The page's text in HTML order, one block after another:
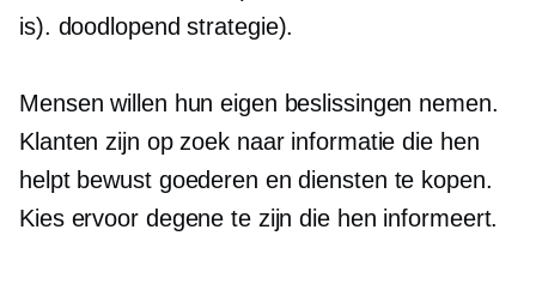
is). doodlopend strategie).
Mensen willen hun eigen beslissingen nemen.
Klanten zijn op zoek naar informatie die hen
helpt bewust goederen en diensten te kopen.
Kies ervoor degene te zijn die hen informeert.